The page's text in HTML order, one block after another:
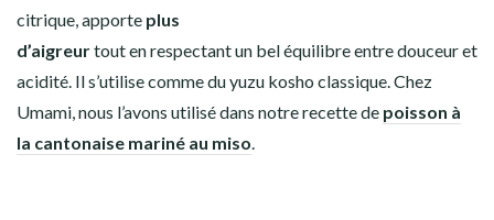
citrique, apporte plus
d’aigreurtout en respectant un bel équilibre entre douceur et
acidité. Il s’utilise comme du yuzu kosho classique. Chez
Umami, nous l’avons utilisé dans notre recette de poisson à
la cantonaise mariné au miso